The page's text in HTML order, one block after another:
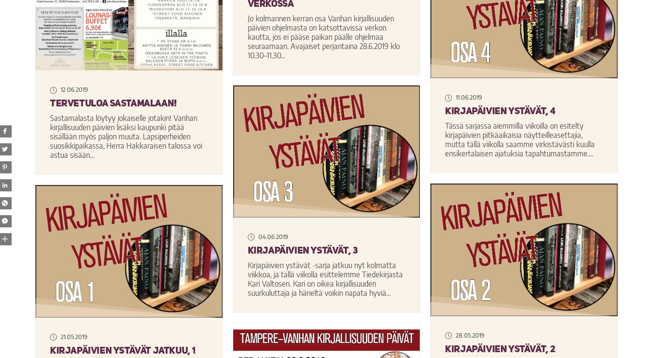
verkossa
Jo kolmannen kerran osa Vanhan kirjallisuuden
päivien ohjelmasta on katsottavissa verkon
kautta, jos ei pääse paikan päälle ohjelmaa
seuraamaan. Avajaiset perjantaina 28.6.2019 klo
10.30–11.30...
12.06.2019
Tervetuloa Sastamalaan!
Sastamalasta löytyy jokaiselle jotakin! Vanhan
kirjallisuuden päivien lisäksi kaupunki pitää
sisällään myös paljon muuta. Lapsiperheiden
suosikkipaikassa, Herra Hakkaraisen talossa voi
astua sisään...
11.06.2019
Kirjapäivien ystävät, 4
Tässä sarjassa aiemmilla viikoilla on esitelty
kirjapäivien pitkäaikaisia näytteilleasettajia,
mutta tällä viikolla saamme virkistävästi kuulla
ensikertalaisen ajatuksia tapahtumastamme....
04.06.2019
Kirjapäivien ystävät, 3
Kirjapäivien ystävät -sarja jatkuu nyt kolmatta
viikkoa, ja tällä viikolla esittelemme Tiedekirjasta
Kari Valtosen. Kari on oikea kirjallisuuden
suurkuluttaja ja häneltä voikin napata hyviä...
28.05.2019
Kirjapäivien ystävät, 2
21.05.2019
Kirjapäivien ystävät jatkuu, 1